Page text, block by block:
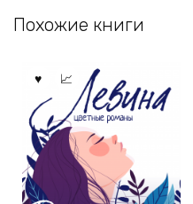
Похожие книги